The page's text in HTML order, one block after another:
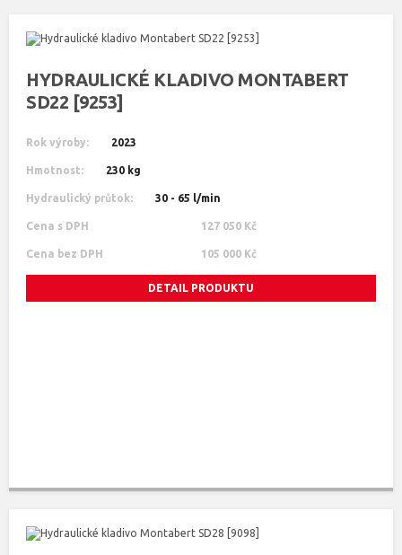
HYDRAULICKÉ KLADIVO MONTABERT
SD22 [9253]
Rok výroby: 2023
Hmotnost: 230 kg
Hydraulický průtok: 30 - 65 l/min
Cena s DPH 127 050 Kč
Cena bez DPH 105 000 Kč
DETAIL PRODUKTU